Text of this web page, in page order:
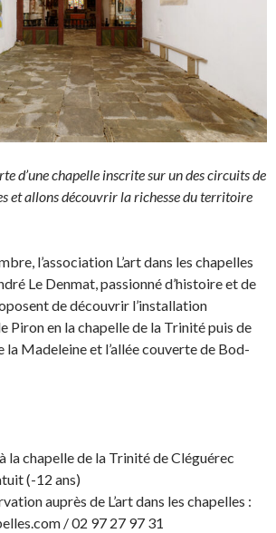
d’une chapelle inscrite sur un des circuits de
et allons découvrir la richesse du territoire
l’association L’art dans les chapelles
Le Denmat, passionné d’histoire et de
de découvrir l’installation
Piron en la chapelle de la Trinité puis de
la Madeleine et l’allée couverte de Bod-
la chapelle de la Trinité de Cléguérec
(-12 ans)
auprès de L’art dans les chapelles :
/ 02 97 27 97 31